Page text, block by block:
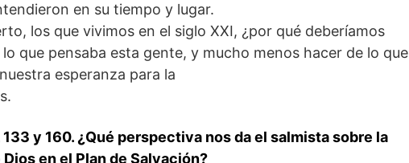
en su tiempo y lugar.
los que vivimos en el siglo XXI, ¿por qué deberíamos
que pensaba esta gente, y mucho menos hacer de lo que
esperanza para la
133 y 160. ¿Qué perspectiva nos da el salmista sobre la
en el Plan de Salvación?